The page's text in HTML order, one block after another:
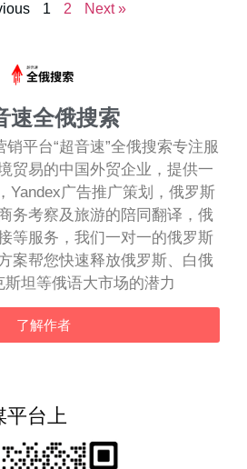
1 2 Next »
速全俄搜索
平台“超音速”全俄搜索专注服
贸易的中国外贸企业，提供一
Yandex广告推广策划，俄罗斯
务考察及旅游的陪同翻译，俄
等服务，我们一对一的俄罗斯
案帮您快速释放俄罗斯、白俄
斯坦等俄语大市场的潜力
了解作者
平台上